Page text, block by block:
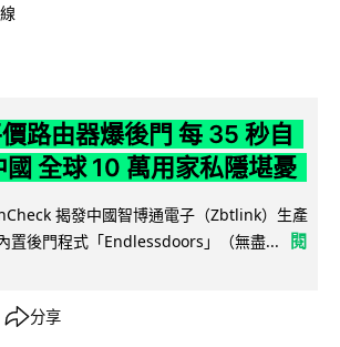
路由器爆後門 每 35 秒自
國 全球 10 萬用家私隱堪憂
揭發中國智博通電子（Zbtlink）生產
置後門程式「Endlessdoors」（無盡...
閱
分享